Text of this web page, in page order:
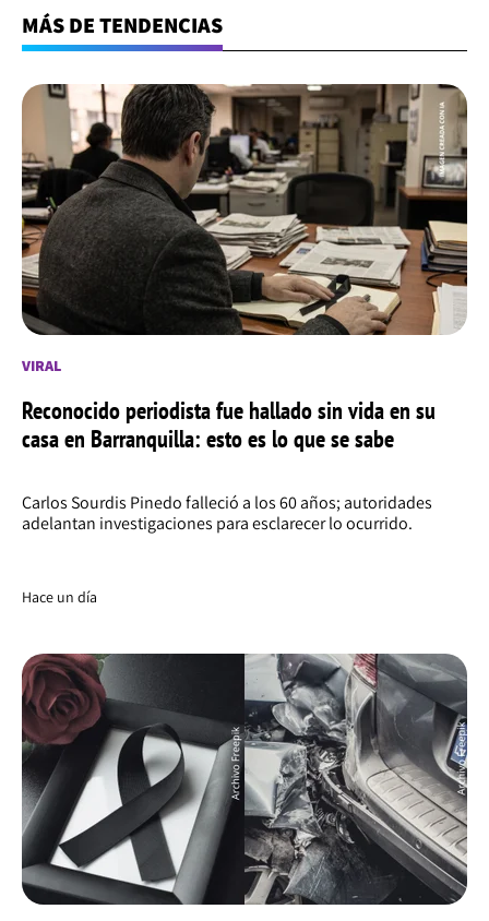
MÁS DE TENDENCIAS
VIRAL
Reconocido periodista fue hallado sin vida en su
casa en Barranquilla: esto es lo que se sabe
Carlos Sourdis Pinedo falleció a los 60 años; autoridades
adelantan investigaciones para esclarecer lo ocurrido.
Hace un día